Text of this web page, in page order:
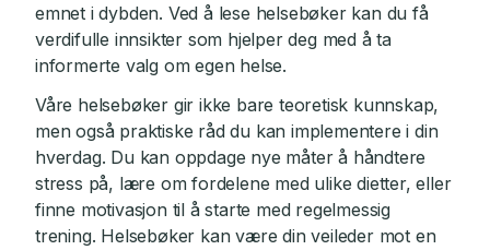
emnet i dybden. Ved å lese helsebøker kan du få
verdifulle innsikter som hjelper deg med å ta
informerte valg om egen helse.
Våre helsebøker gir ikke bare teoretisk kunnskap,
men også praktiske råd du kan implementere i din
hverdag. Du kan oppdage nye måter å håndtere
stress på, lære om fordelene med ulike dietter, eller
finne motivasjon til å starte med regelmessig
trening. Helsebøker kan være din veileder mot en